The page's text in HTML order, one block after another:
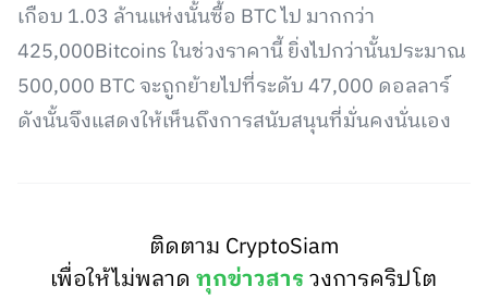
เกือบ 1.03 ล้านแห่งนั้นซื้อ BTC ไป มากกว่า
425,000Bitcoins ในช่วงราคานี้ ยิ่งไปกว่านั้นประมาณ
500,000 BTC จะถูกย้ายไปที่ระดับ 47,000 ดอลลาร์
ดังนั้นจึงแสดงให้เห็นถึงการสนับสนุนที่มั่นคงนั่นเอง
ติดตาม CryptoSiam
เพื่อให้ไม่พลาดทุกข่าวสารวงการคริปโต